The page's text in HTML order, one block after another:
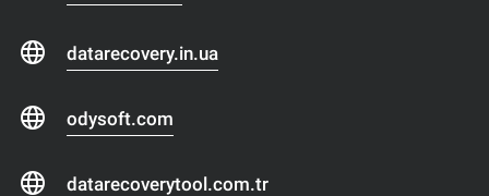
datarecovery.in.ua
odysoft.com
datarecoverytool.com.tr